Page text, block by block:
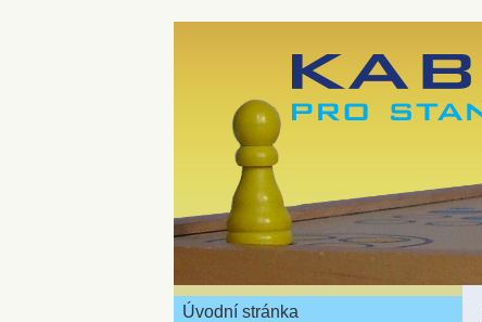
Úvodní stránka